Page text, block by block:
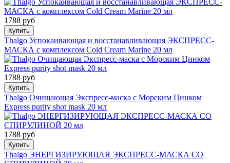
1788 руб
Купить
Thalgo Успокаивающая и восстанавливающая ЭКСПРЕСС-
МАСКА с комплексом Cold Cream Marine 20 мл
1788 руб
Купить
Thalgo Очищающая Экспресс-маска с Морским Цинком
Express purity shot mask 20 мл
1788 руб
Купить
Thalgo ЭНЕРГИЗИРУЮЩАЯ ЭКСПРЕСС-МАСКА СО